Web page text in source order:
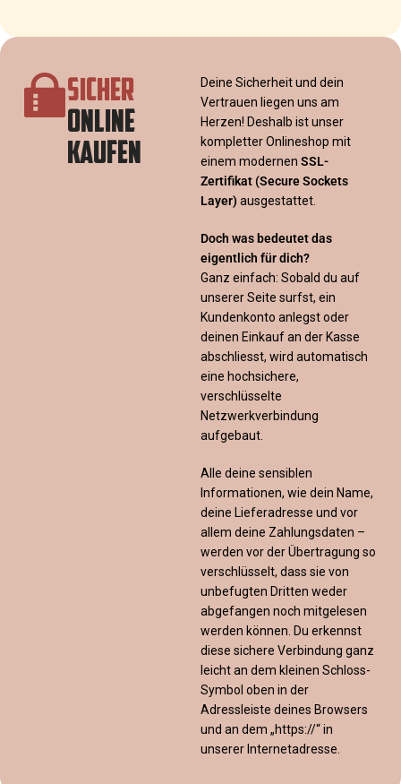
SICHER
ONLINE
KAUFEN
Deine Sicherheit und dein
Vertrauen liegen uns am
Herzen! Deshalb ist unser
kompletter Onlineshop mit
einem modernen SSL-
Zertifikat (Secure Sockets
Layer) ausgestattet.
Doch was bedeutet das
eigentlich für dich?
Ganz einfach: Sobald du auf
unserer Seite surfst, ein
Kundenkonto anlegst oder
deinen Einkauf an der Kasse
abschliesst, wird automatisch
eine hochsichere,
verschlüsselte
Netzwerkverbindung
aufgebaut.
Alle deine sensiblen
Informationen, wie dein Name,
deine Lieferadresse und vor
allem deine Zahlungsdaten –
werden vor der Übertragung so
verschlüsselt, dass sie von
unbefugten Dritten weder
abgefangen noch mitgelesen
werden können. Du erkennst
diese sichere Verbindung ganz
leicht an dem kleinen Schloss-
Symbol oben in der
Adressleiste deines Browsers
und an dem „https://“ in
unserer Internetadresse.